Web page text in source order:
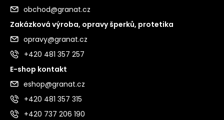
obchod@granat.cz
Zakázková výroba, opravy šperků, protetika
opravy@granat.cz
+420 481 357 257
E-shop kontakt
eshop@granat.cz
+420 481 357 315
+420 737 206 190